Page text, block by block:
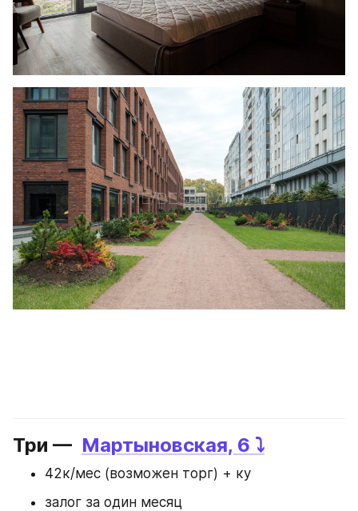
Три — Мартыновская, 6 ⤵️
42к/мес (возможен торг) + ку
залог за один месяц